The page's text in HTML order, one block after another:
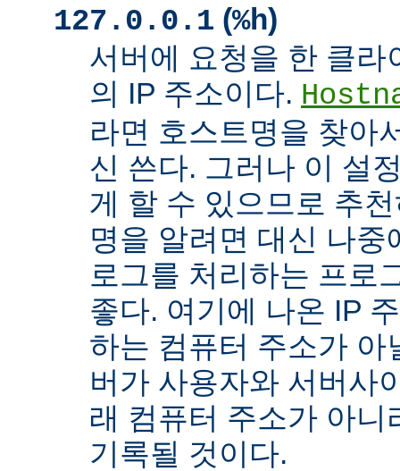
127.0.0.1 (%h)
서버에 요청을 한 클라
의 IP 주소이다.
라면 호스트명을 찾아
신 쓴다. 그러나 이 설
게 할 수 있으므로 추
명을 알려면 대신 나
로그를 처리하는 프로
좋다. 여기에 나온 IP
하는 컴퓨터 주소가 아
버가 사용자와 서버사
래 컴퓨터 주소가 아니
기록될 것이다.